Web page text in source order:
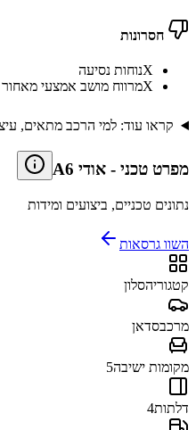
חסרונות
Xנוחות נסיעה
Xמרווח מושב אמצעי מאחור
קראו עוד: למי הרכב מתאים,
מפרט טכני - אודי A6
נתונים טכניים, ביצועים ומידות
השוו גרסאות
קטגוריהסלון
מרכבסדאן
מקומות ישיבה5
דלתות4